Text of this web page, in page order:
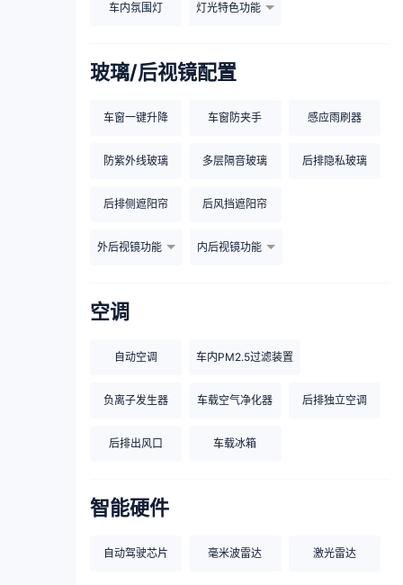
车内氛围灯 灯光特色功能
玻璃/后视镜配置
车窗一键升降 车窗防夹手 感应雨刷器
防紫外线玻璃 多层隔音玻璃 后排隐私玻璃
后排侧遮阳帘 后风挡遮阳帘
外后视镜功能 内后视镜功能
空调
自动空调 车内PM2.5过滤装置
负离子发生器 车载空气净化器 后排独立空调
后排出风口 车载冰箱
智能硬件
自动驾驶芯片 毫米波雷达 激光雷达